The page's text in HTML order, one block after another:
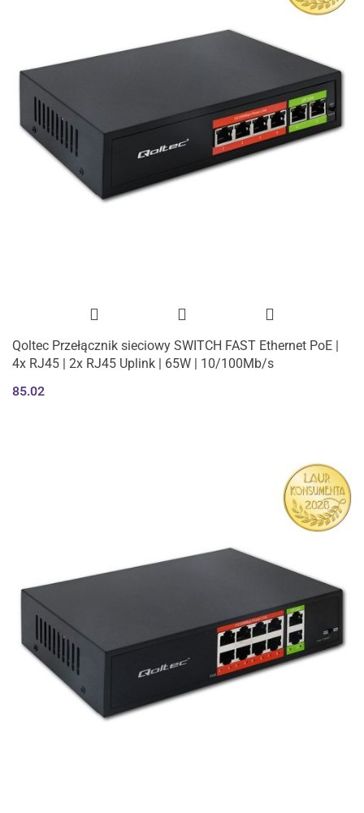
Qoltec Przełącznik sieciowy SWITCH FAST Ethernet PoE |
4x RJ45 | 2x RJ45 Uplink | 65W | 10/100Mb/s
85.02